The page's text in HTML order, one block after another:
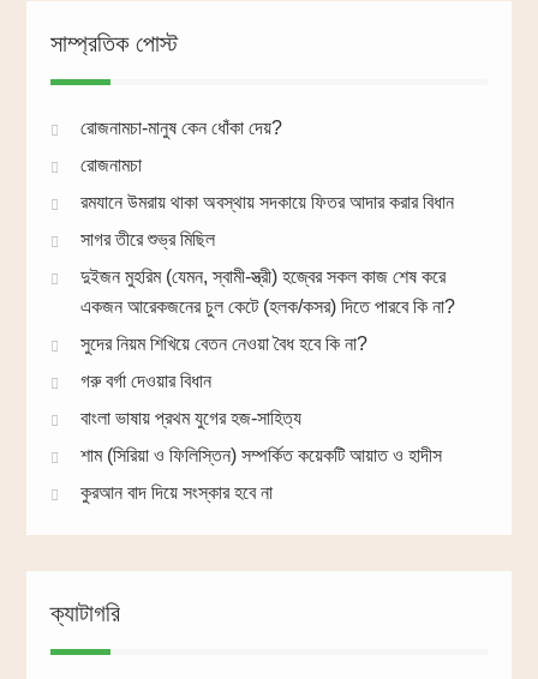
সাম্প্রতিক পোস্ট
রোজনামচা-মানুষ কেন ধোঁকা দেয়?
রোজনামচা
রমযানে উমরায় থাকা অবস্থায় সদকায়ে ফিতর আদার করার বিধান
সাগর তীরে শুভ্র মিছিল
দুইজন মুহরিম (যেমন, স্বামী-স্ত্রী) হজ্বের সকল কাজ শেষ করে
একজন আরেকজনের চুল কেটে (হলক/কসর) দিতে পারবে কি না?
সুদের নিয়ম শিখিয়ে বেতন নেওয়া বৈধ হবে কি না?
গরু বর্গা দেওয়ার বিধান
বাংলা ভাষায় প্রথম যুগের হজ-সাহিত্য
শাম (সিরিয়া ও ফিলিস্তিন) সম্পর্কিত কয়েকটি আয়াত ও হাদীস
কুরআন বাদ দিয়ে সংস্কার হবে না
ক্যাটাগরি